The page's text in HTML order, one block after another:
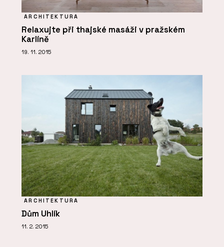
ARCHITEKTURA
Relaxujte při thajské masáži v pražském
Karlíně
19. 11. 2015
ARCHITEKTURA
Dům Uhlík
11. 2. 2015